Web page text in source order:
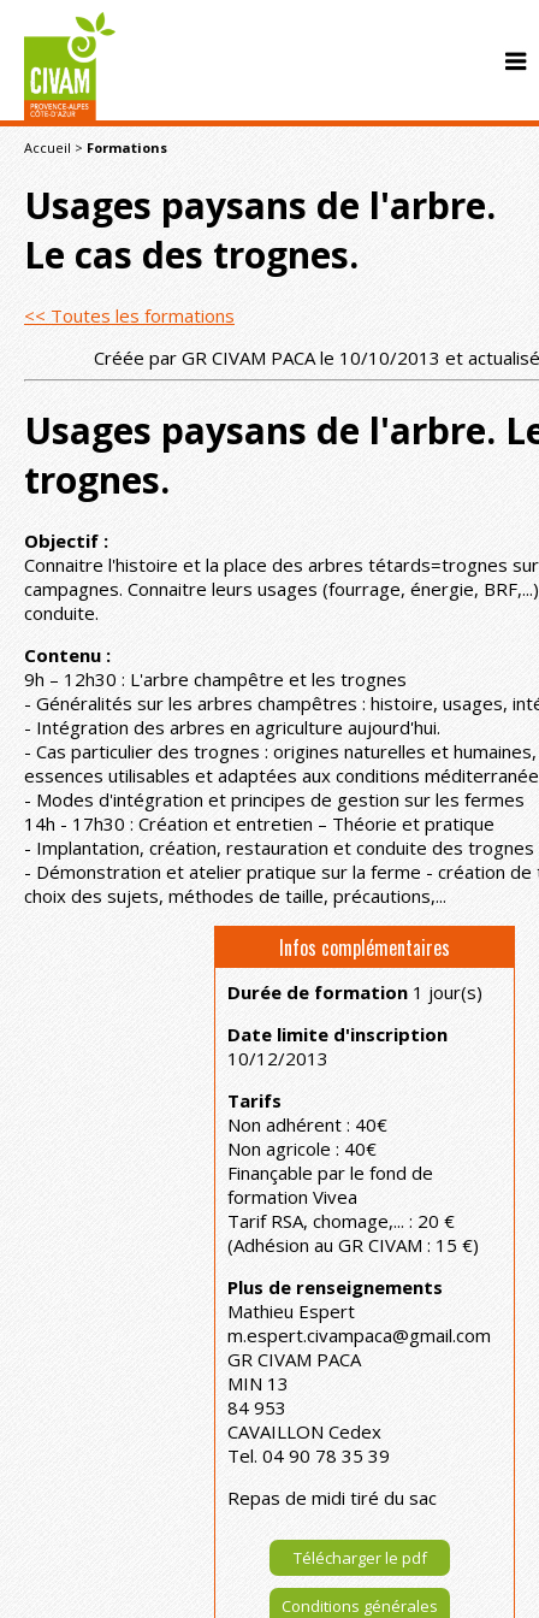
Accueil > Formations
Usages paysans de l'arbre.
Le cas des trognes.
<< Toutes les formations
Créée par GR CIVAM PACA le 10/10/2013 et
Usages paysans de l'arbre.
trognes.
Objectif :
Connaitre l'histoire et la place des arbres tétards=trognes
campagnes. Connaitre leurs usages (fourrage, énergie,
conduite.
Contenu :
9h – 12h30 : L'arbre champêtre et les trognes
- Généralités sur les arbres champêtres : histoire, usages,
- Intégration des arbres en agriculture aujourd'hui.
- Cas particulier des trognes : origines naturelles et
essences utilisables et adaptées aux conditions
- Modes d'intégration et principes de gestion sur les fermes
14h - 17h30 : Création et entretien – Théorie et pratique
- Implantation, création, restauration et conduite des trognes
- Démonstration et atelier pratique sur la ferme - création de
choix des sujets, méthodes de taille, précautions,...
Infos complémentaires
Durée de formation 1 jour(s)
Date limite d'inscription
10/12/2013
Tarifs
Non adhérent : 40€
Non agricole : 40€
Finançable par le fond de
formation Vivea
Tarif RSA, chomage,... : 20 €
(Adhésion au GR CIVAM : 15 €)
Plus de renseignements
Mathieu Espert
m.espert.civampaca@gmail.com
GR CIVAM PACA
MIN 13
84 953
CAVAILLON Cedex
Tel. 04 90 78 35 39
Repas de midi tiré du sac
Télécharger le pdf
Conditions générales